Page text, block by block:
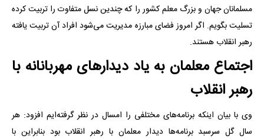
مسلمانان جهان و بزرگ معلم کشور را که چندین نسل متفاوت را تربیت کرده
تسلیت بگویم. اگر امروز فضای مبارزه مدیریت می‌شود افراد آن تربیت یافته
رهبر انقلاب هستند.
اجتماع معلمان به یاد دیدارهای مهربانانه با
رهبر انقلاب
وی با بیان اینکه برنامه‌های مختلفی را امسال در نظر گرفته‌ایم افزود: هر
سال گل سرسبد برنامه‌ها دیدار معلمان با رهبر انقلاب بود بنابراین با